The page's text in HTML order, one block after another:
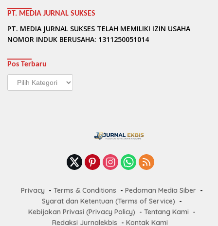
PT. MEDIA JURNAL SUKSES
PT. MEDIA JURNAL SUKSES TELAH MEMILIKI IZIN USAHA
NOMOR INDUK BERUSAHA: 1311250051014
Pos Terbaru
Pos
Terbaru
Privacy Terms & Conditions
Pedoman Media Siber
Syarat dan Ketentuan (Terms of Service)
Kebijakan Privasi (Privacy Policy)
Tentang Kami
Redaksi Jurnalekbis
Kontak Kami